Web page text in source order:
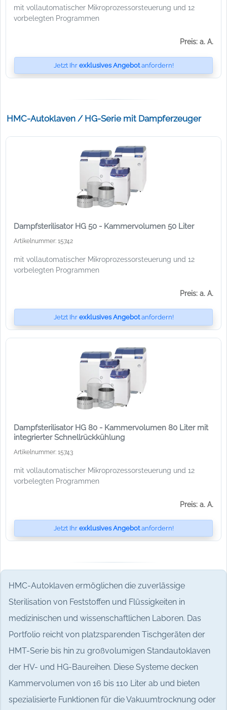
HMC-Autoklaven ermöglichen die zuverlässige
Sterilisation von Feststoffen und Flüssigkeiten in
medizinischen und wissenschaftlichen Laboren. Das
Portfolio reicht von platzsparenden Tischgeräten der
HMT-Serie bis hin zu großvolumigen Standautoklaven
der HV- und HG-Baureihen. Diese Systeme decken
Kammervolumen von 16 bis 110 Liter ab und bieten
spezialisierte Funktionen für die Vakuumtrocknung oder
mit vollautomatischer Mikroprozessorsteuerung und 12
vorbelegten Programmen
Preis: a. A.
Jetzt Ihr exklusives Angebotanfordern!
HMC-Autoklaven / HG-Serie mit Dampferzeuger
Dampfsterilisator HG 50 - Kammervolumen 50 Liter
Artikelnummer: 15742
mit vollautomatischer Mikroprozessorsteuerung und 12
vorbelegten Programmen
Preis: a. A.
Jetzt Ihr exklusives Angebotanfordern!
Dampfsterilisator HG 80 - Kammervolumen 80 Liter mit
integrierter Schnellrückkühlung
Artikelnummer: 15743
mit vollautomatischer Mikroprozessorsteuerung und 12
vorbelegten Programmen
Preis: a. A.
Jetzt Ihr exklusives Angebotanfordern!